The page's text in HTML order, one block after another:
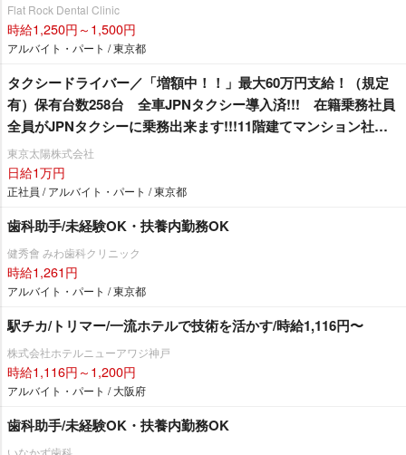
Flat Rock Dental Clinic
時給1,250円～1,500円
アルバイト・パート / 東京都
タクシードライバー／「増額中！！」最大60万円支給！（規定
有）保有台数258台 全車JPNタクシー導入済!!! 在籍乗務社員
全員がJPNタクシーに乗務出来ます!!!11階建てマンション社
宅 1R1年間家賃無料！（規定有）
東京太陽株式会社
日給1万円
正社員 / アルバイト・パート / 東京都
歯科助手/未経験OK・扶養内勤務OK
健秀會 みわ歯科クリニック
時給1,261円
アルバイト・パート / 東京都
駅チカ/トリマー/一流ホテルで技術を活かす/時給1,116円〜
株式会社ホテルニューアワジ神戸
時給1,116円～1,200円
アルバイト・パート / 大阪府
歯科助手/未経験OK・扶養内勤務OK
いなかず歯科